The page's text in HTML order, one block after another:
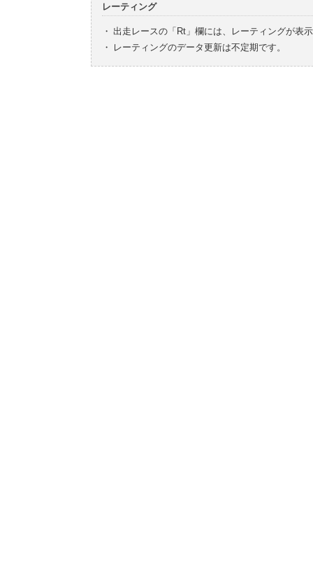
レーティング
・ 出走レースの「Rt」欄には、レーティングが表
・
レーティングのデータ更新は不定期です。